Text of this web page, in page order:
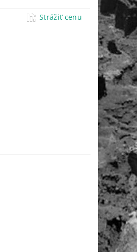
Strážiť cenu